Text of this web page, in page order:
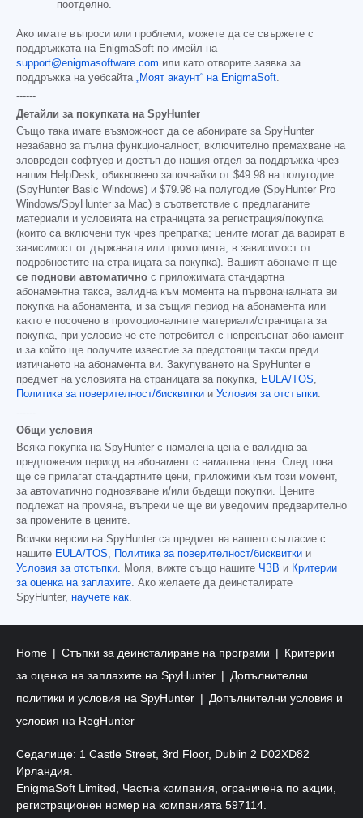
поотделно.
Ако имате въпроси или проблеми, можете да се свържете с
поддръжката на EnigmaSoft по имейл на
support@enigmasoftware.com или като отворите заявка за
поддръжка на уебсайта
„Моят акаунт“ на EnigmaSoft
------
Детайли за покупката на SpyHunter
Също така имате възможност да се абонирате за SpyHunter
незабавно за пълна функционалност, включително премахване на
зловреден софтуер и достъп до нашия отдел за поддръжка чрез
нашия HelpDesk, обикновено започвайки от $49.98 на полугодие
(SpyHunter Basic Windows) и $79.98 на полугодие (SpyHunter Pro
Windows/SpyHunter за Mac) в съответствие с предлаганите
материали и условията на страницата за регистрация/покупка
(които са включени тук чрез препратка; цените могат да варират в
зависимост от държавата или промоцията, в зависимост от
подробностите на страницата за покупка). Вашият абонамент ще
се поднови автоматично с приложимата стандартна
абонаментна такса, валидна към момента на първоначалната ви
покупка на абонамента, и за същия период на абонамента или
както е посочено в промоционалните материали/страницата за
покупка, при условие че сте потребител с непрекъснат абонамент
и за който ще получите известие за предстоящи такси преди
изтичането на абонамента ви. Закупуването на SpyHunter е
предмет на условията на страницата за покупка,
EULA/TOS
Политика за поверителност/бисквитки и Условия за отстъпки
------
Общи условия
Всяка покупка на SpyHunter с намалена цена е валидна за
предложения период на абонамент с намалена цена. След това
ще се прилагат стандартните цени, приложими към този момент,
за автоматично подновяване и/или бъдещи покупки. Цените
подлежат на промяна, въпреки че ще ви уведомим предварително
за промените в цените.
Всички версии на SpyHunter са предмет на вашето съгласие с
нашите EULA/TOS Политика за поверителност/бисквитки и
Условия за отстъпки . Моля, вижте също нашите ЧЗВ и Критерии
за оценка на заплахите . Ако желаете да деинсталирате
SpyHunter, научете как
Home Стъпки за деинсталиране на програми
Критерии
за оценка на заплахите на SpyHunter
Допълнителни
политики и условия на SpyHunter
Допълнителни условия и
условия на RegHunter
Седалище: 1 Castle Street, 3rd Floor, Dublin 2 D02XD82
Ирландия.
EnigmaSoft Limited, Частна компания, ограничена по акции,
регистрационен номер на компанията 597114.